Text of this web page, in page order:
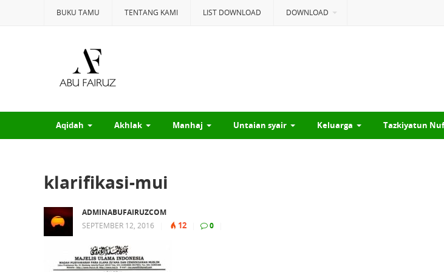
BUKU TAMU TENTANG KAMI LIST DOWNLOAD DOWNLOAD
Aqidah Akhlak Manhaj Untaian syair Keluarga Tazkiyatun
klarifikasi-mui
ADMINABUFAIRUZCOM
SEPTEMBER 12, 2016
12 0